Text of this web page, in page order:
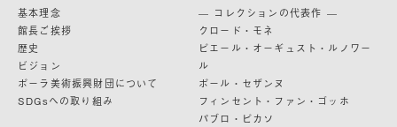
基本理念
館長ご挨拶
歴史
ビジョン
ポーラ美術振興財団について
SDGsへの取り組み
— コレクションの代表作 —
クロード・モネ
ピエール・オーギュスト・ルノワー
ル
ポール・セザンヌ
フィンセント・ファン・ゴッホ
パブロ・ピカソ